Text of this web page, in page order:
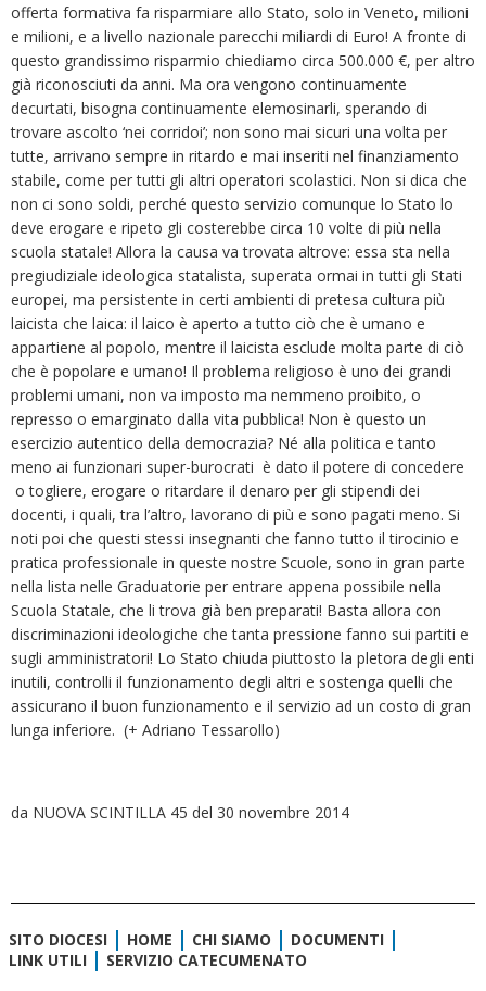
offerta formativa fa risparmiare allo Stato, solo in Veneto, milioni
e milioni, e a livello nazionale parecchi miliardi di Euro! A fronte di
questo grandissimo risparmio chiediamo circa 500.000 €, per altro
già riconosciuti da anni. Ma ora vengono continuamente
decurtati, bisogna continuamente elemosinarli, sperando di
trovare ascolto ‘nei corridoi’; non sono mai sicuri una volta per
tutte, arrivano sempre in ritardo e mai inseriti nel finanziamento
stabile, come per tutti gli altri operatori scolastici. Non si dica che
non ci sono soldi, perché questo servizio comunque lo Stato lo
deve erogare e ripeto gli costerebbe circa 10 volte di più nella
scuola statale! Allora la causa va trovata altrove: essa sta nella
pregiudiziale ideologica statalista, superata ormai in tutti gli Stati
europei, ma persistente in certi ambienti di pretesa cultura più
laicista che laica: il laico è aperto a tutto ciò che è umano e
appartiene al popolo, mentre il laicista esclude molta parte di ciò
che è popolare e umano! Il problema religioso è uno dei grandi
problemi umani, non va imposto ma nemmeno proibito, o
represso o emarginato dalla vita pubblica! Non è questo un
esercizio autentico della democrazia? Né alla politica e tanto
meno ai funzionari super-burocrati è dato il potere di concedere
o togliere, erogare o ritardare il denaro per gli stipendi dei
docenti, i quali, tra l’altro, lavorano di più e sono pagati meno. Si
noti poi che questi stessi insegnanti che fanno tutto il tirocinio e
pratica professionale in queste nostre Scuole, sono in gran parte
nella lista nelle Graduatorie per entrare appena possibile nella
Scuola Statale, che li trova già ben preparati! Basta allora con
discriminazioni ideologiche che tanta pressione fanno sui partiti e
sugli amministratori! Lo Stato chiuda piuttosto la pletora degli enti
inutili, controlli il funzionamento degli altri e sostenga quelli che
assicurano il buon funzionamento e il servizio ad un costo di gran
lunga inferiore. (+ Adriano Tessarollo)
da NUOVA SCINTILLA 45 del 30 novembre 2014
SITO DIOCESI HOME CHI SIAMO
DOCUMENTI
LINK UTILI
SERVIZIO CATECUMENATO